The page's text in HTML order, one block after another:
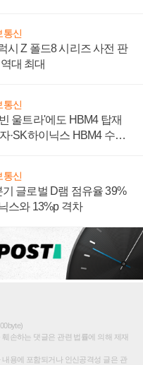
통신
시 Z 폴드8 시리즈 사전 판
대 최대
통신
울트라'에도 HBM4 탑재
·SK하이닉스 HBM4 수율
통신
글로벌 D램 점유율 39%
스와 13%p 격차
손하는 댓글은 관련 법률에 의해 제재
용에 포함되거나 인신공격성 글은 관